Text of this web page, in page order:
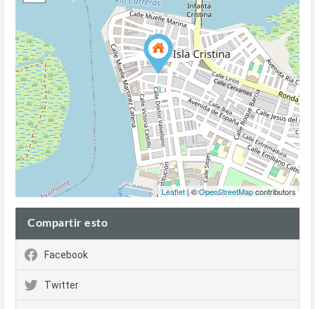
Leaflet| ©OpenStreetMapcontributors
Compartir esto
Facebook
Twitter